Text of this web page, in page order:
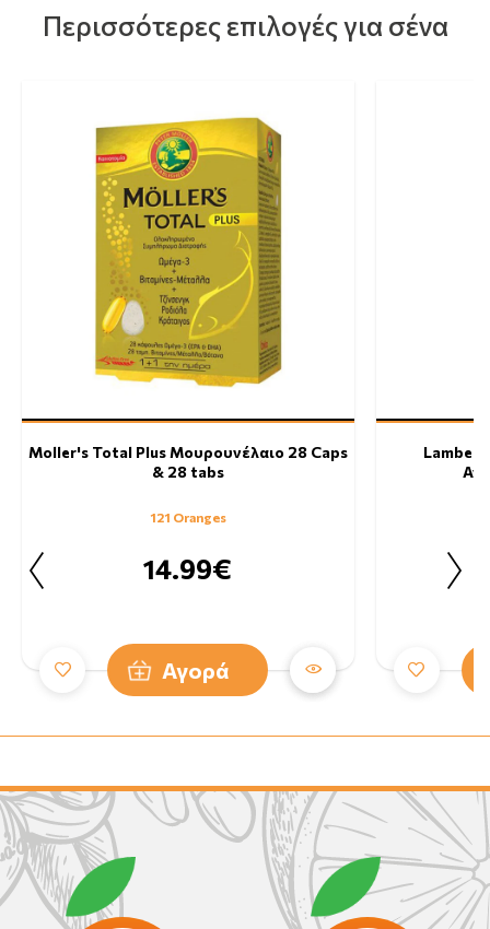
Περισσότερες επιλογές για σένα
Moller's Total Plus Μουρουνέλαιο 28 Caps
& 28 tabs
121 Oranges
14.99€
Αγορά